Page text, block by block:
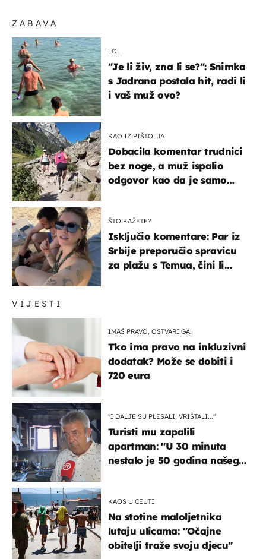
VIJESTI
IMAŠ PRAVO, OSTVARI GA!
Tko ima pravo na inkluzivni
dodatak? Može se dobiti i
720 eura
"I DALJE SU PLESALI, VRIŠTALI..."
Turisti mu zapalili
apartman: "U 30 minuta
nestalo je 50 godina našeg
KAOS U CEUTI
Na stotine maloljetnika
lutaju ulicama: "Očajne
obitelji traže svoju djecu"
ZABAVA
LOL
"Je li živ, zna li se?": Snimka
s Jadrana postala hit, radi li
i vaš muž ovo?
KAO IZ PIŠTOLJA
Dobacila komentar trudnici
bez noge, a muž ispalio
odgovor kao da je samo
ŠTO KAŽETE?
Isključio komentare: Par iz
Srbije preporučio spravicu
za plažu s Temua, čini li